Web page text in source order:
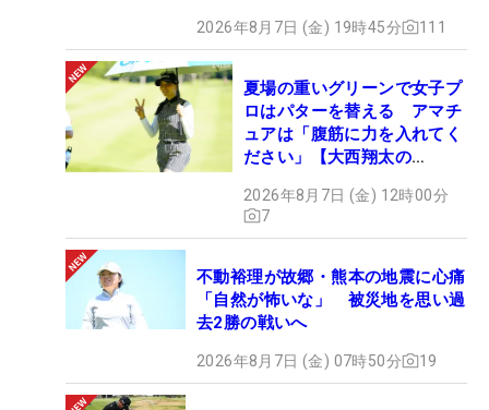
2026年8月7日 (金) 19時45分 111
夏場の重いグリーンで女子プ
ロはパターを替える アマチ
ュアは「腹筋に力を入れてく
ださい」【大西翔太の
2026年8月7日 (金) 12時00分
7
不動裕理が故郷・熊本の地震に心痛
「自然が怖いな」 被災地を思い過
去2勝の戦いへ
2026年8月7日 (金) 07時50分 19